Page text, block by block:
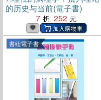
的历史与当前(電子書)
7
252
書紐電子書